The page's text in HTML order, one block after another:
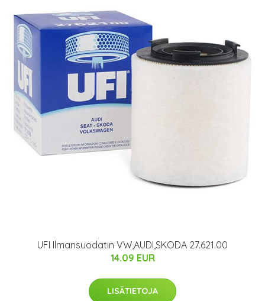
UFI Ilmansuodatin VW,AUDI,SKODA 27.621.00
14.09 EUR
LISÄTIETOJA